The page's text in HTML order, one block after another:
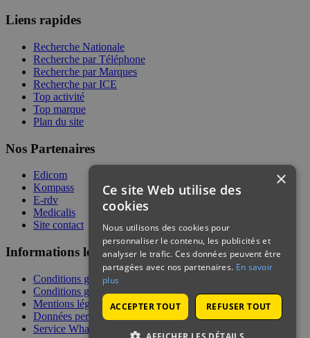
Liens rapides
Recherche Nationale
Recherche par Téléphone
Recherche par Marques
Recherche par ICE
Top activité
Top marque
Plan du site
Nos Partenaires
Edicom
Kompass
E-rdv
Medicalis
Site contact
Informations légales
Conditions générales de services
Conditions générales de vente
Mentions légales
Données personnelles
Service WhatsApp
×
Ce site Web utilise des
cookies
Nous utilisons des cookies pour
personnaliser le contenu, les publicités et
analyser le trafic. Ces données peuvent être
partagées avec nos partenaires. En savoir
plus
ACCEPTER TOUT REFUSER TOUT